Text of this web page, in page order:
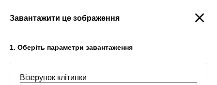
Головна / Орнаменти / Імена
Завантажити це зображення
1. Оберіть параметри завантаження
Візерунок клітинки